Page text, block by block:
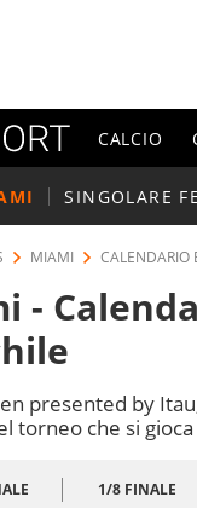
CALCIO
SINGOLARE
MIAMI CALENDARIO
-
presented by
torneo che si gioca
1/8 FINALE